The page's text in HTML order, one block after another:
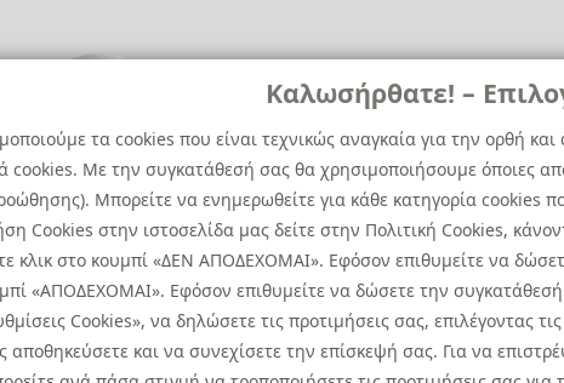
Καλωσήρθατε! –
τα cookies που είναι τεχνικώς αναγκαία για την ορθή
cookies. Με την συγκατάθεσή σας θα χρησιμοποιήσουμε όποιες
Μπορείτε να ενημερωθείτε για κάθε κατηγορία cookies
Cookies στην ιστοσελίδα μας δείτε στην Πολιτική Cookies,
κλικ στο κουμπί «ΔΕΝ ΑΠΟΔΕΧΟΜΑΙ». Εφόσον επιθυμείτε να
«ΑΠΟΔΕΧΟΜΑΙ». Εφόσον επιθυμείτε να δώσετε την
Cookies», να δηλώσετε τις προτιμήσεις σας, επιλέγοντας
και να συνεχίσετε την επίσκεψή σας. Για να
Rights Reserved.